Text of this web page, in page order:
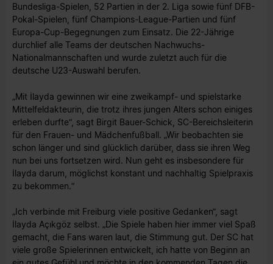
Bundesliga-Spielen, 52 Partien in der 2. Liga sowie fünf DFB-
Pokal-Spielen, fünf Champions-League-Partien und fünf
Europa-Cup-Begegnungen zum Einsatz. Die 22-Jährige
durchlief alle Teams der deutschen Nachwuchs-
Nationalmannschaften und wurde zuletzt auch für die
deutsche U23-Auswahl berufen.
„Mit İlayda gewinnen wir eine zweikampf- und spielstarke
Mittelfeldakteurin, die trotz ihres jungen Alters schon einiges
erleben durfte“, sagt Birgit Bauer-Schick, SC-Bereichsleiterin
für den Frauen- und Mädchenfußball. „Wir beobachten sie
schon länger und sind glücklich darüber, dass sie ihren Weg
nun bei uns fortsetzen wird. Nun geht es insbesondere für
İlayda darum, möglichst konstant und nachhaltig Spielpraxis
zu bekommen.“
„Ich verbinde mit Freiburg viele positive Gedanken“, sagt
İlayda Açıkgöz selbst. „Die Spiele haben hier immer viel Spaß
gemacht, die Fans waren laut, die Stimmung gut. Der SC hat
viele große Spielerinnen entwickelt, ich hatte von Beginn an